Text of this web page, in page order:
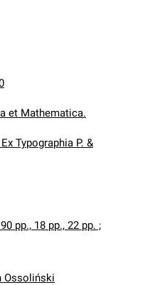
et Mathematica.
Typographia P. &
pp., 18 pp., 22 pp. ;
Ossoliński